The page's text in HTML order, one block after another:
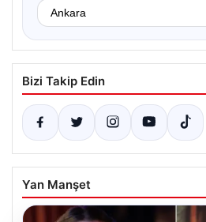
Bizi Takip Edin
Yan Manşet